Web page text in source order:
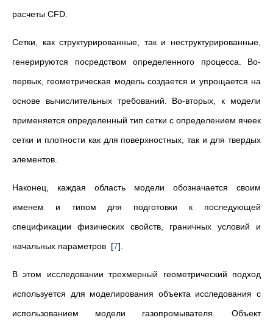
расчеты CFD.
Сетки, как структурированные, так и неструктурированные,
генерируются посредством определенного процесса. Во-
первых, геометрическая модель создается и упрощается на
основе вычислительных требований. Во-вторых, к модели
применяется определенный тип сетки с определением ячеек
сетки и плотности как для поверхностных, так и для твердых
элементов.
Наконец, каждая область модели обозначается своим
именем и типом для подготовки к последующей
спецификации физических свойств, граничных условий и
начальных параметров [7]
В этом исследовании трехмерный геометрический подход
используется для моделирования объекта исследования с
использованием модели газопромывателя. Объект